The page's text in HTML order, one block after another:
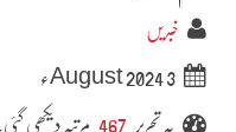
خبریں
3 August 2024ء
یہ تحریر 467 مرتبہ دیکھی گئی۔